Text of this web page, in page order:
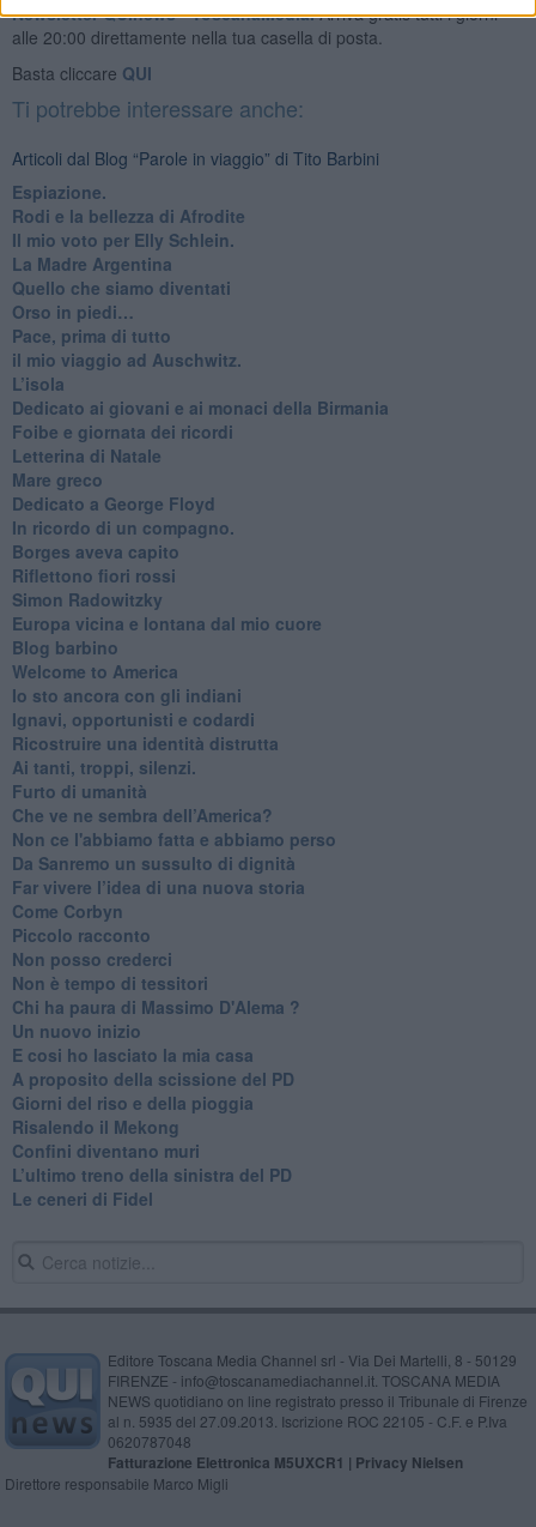
Newsletter QUInews - ToscanaMedia.Arriva gratis tutti i giorni
alle 20:00 direttamente nella tua casella di posta.
Basta cliccare QUI
Ti potrebbe interessare anche:
Articoli dal Blog “Parole in viaggio” di Tito Barbini
Espiazione.
Rodi e la bellezza di Afrodite
​Il mio voto per Elly Schlein.
​La Madre Argentina
Quello che siamo diventati
Orso in piedi…
​Pace, prima di tutto
​il mio viaggio ad Auschwitz.
​L’isola
Dedicato ai giovani e ai monaci della Birmania
​Foibe e giornata dei ricordi
Letterina di Natale
Mare greco
​Dedicato a George Floyd
​In ricordo di un compagno.
Borges aveva capito
Riflettono fiori rossi
Simon Radowitzky
Europa vicina e lontana dal mio cuore
Blog barbino
Welcome to America
​Io sto ancora con gli indiani
​Ignavi, opportunisti e codardi
Ricostruire una identità distrutta
Ai tanti, troppi, silenzi.
​Furto di umanità
​Che ve ne sembra dell’America?
Non ce l'abbiamo fatta e abbiamo perso
​Da Sanremo un sussulto di dignità
Far vivere l’idea di una nuova storia
Come Corbyn
Piccolo racconto
Non posso crederci
Non è tempo di tessitori
Chi ha paura di Massimo D'Alema ?
Un nuovo inizio
​E cosi ho lasciato la mia casa
A proposito della scissione del PD
​Giorni del riso e della pioggia
Risalendo il Mekong
Confini diventano muri
L’ultimo treno della sinistra del PD
Le ceneri di Fidel
Editore Toscana Media Channel srl - Via Dei Martelli, 8 - 50129
FIRENZE - info@toscanamediachannel.it. TOSCANA MEDIA
NEWS quotidiano on line registrato presso il Tribunale di Firenze
al n. 5935 del 27.09.2013. Iscrizione ROC 22105 - C.F. e P.Iva
0620787048
Fatturazione Elettronica M5UXCR1 | Privacy Nielsen
Direttore responsabile Marco Migli